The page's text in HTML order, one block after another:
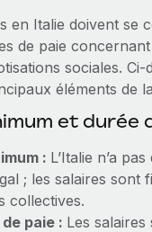
d’avance sur les
entier
entités rapidement et
en Italie doivent se
de paie
sociales.
éléments de
et durée
: L’Italie n’a
; les salaires sont
collectives.
paie : Les salaires